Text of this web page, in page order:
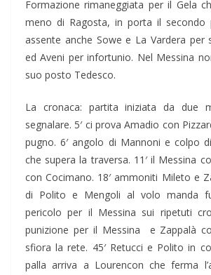
Formazione rimaneggiata per il Gela
meno di Ragosta, in porta il secondo
assente anche Sowe e La Vardera per
ed Aveni per infortunio. Nel Messina
suo posto Tedesco.
La cronaca: partita iniziata da due
segnalare. 5′ ci prova Amadio con
pugno. 6′ angolo di Mannoni e colpo
che supera la traversa. 11′ il Messina
con Cocimano. 18′ ammoniti Mileto e
di Polito e Mengoli al volo manda
pericolo per il Messina sui ripetuti
punizione per il Messina e Zappalà
sfiora la rete. 45′ Retucci e Polito in
palla arriva a Lourencon che ferma